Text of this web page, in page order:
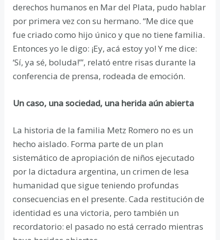
derechos humanos en Mar del Plata, pudo hablar
por primera vez con su hermano. “Me dice que
fue criado como hijo único y que no tiene familia.
Entonces yo le digo: ¡Ey, acá estoy yo! Y me dice:
‘Sí, ya sé, boluda!’”, relató entre risas durante la
conferencia de prensa, rodeada de emoción.
Un caso, una sociedad, una herida aún abierta
La historia de la familia Metz Romero no es un
hecho aislado. Forma parte de un plan
sistemático de apropiación de niños ejecutado
por la dictadura argentina, un crimen de lesa
humanidad que sigue teniendo profundas
consecuencias en el presente. Cada restitución de
identidad es una victoria, pero también un
recordatorio: el pasado no está cerrado mientras